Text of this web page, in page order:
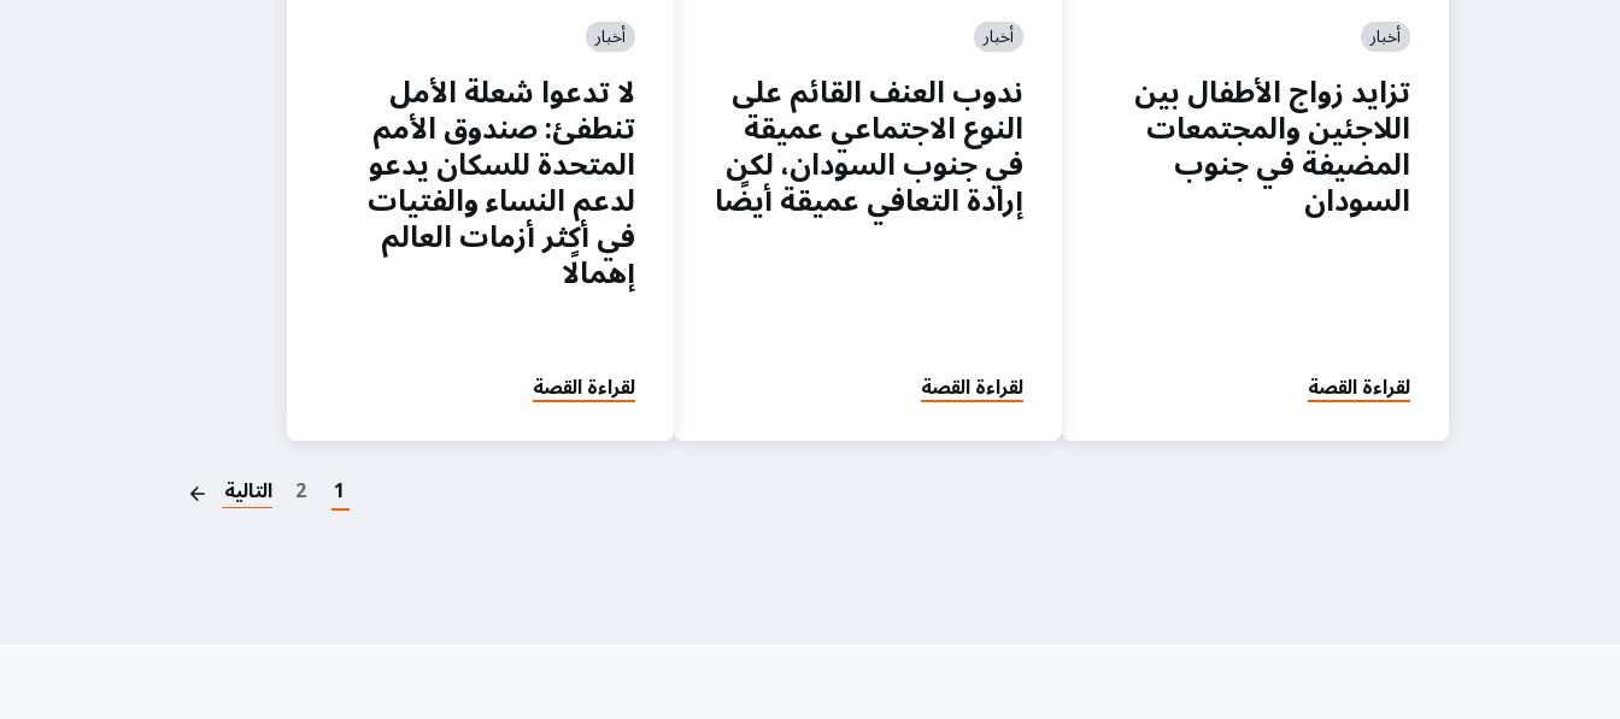
أخبار
تزايد زواج الأطفال بين
اللاجئين والمجتمعات
المضيفة في جنوب
السودان
لقراءة القصة
أخبار
ندوب العنف القائم على
النوع الاجتماعي عميقة
في جنوب السودان، لكن
إرادة التعافي عميقة أيضًا
لقراءة القصة
أخبار
لا تدعوا شعلة الأمل
تنطفئ: صندوق الأمم
المتحدة للسكان يدعو
لدعم النساء والفتيات
في أكثر أزمات العالم
إهمالًا
لقراءة القصة
1
2 التالية